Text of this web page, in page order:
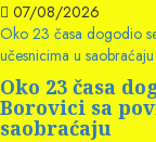
07/08/2026
Oko 23 časa dogodio
učesnicima u saobraćaju
Oko 23 časa
Borovici sa
saobraćaju